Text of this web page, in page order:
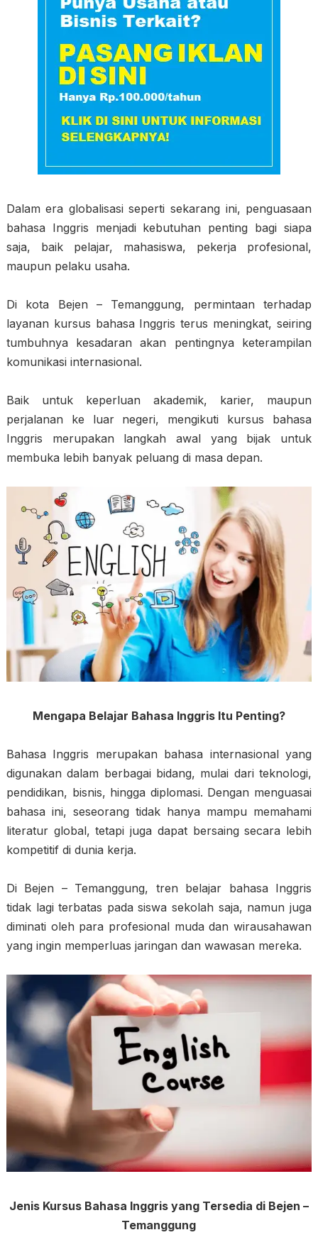
Dalam era globalisasi seperti sekarang ini, penguasaan
bahasa Inggris menjadi kebutuhan penting bagi siapa
saja, baik pelajar, mahasiswa, pekerja profesional,
maupun pelaku usaha.
Di kota Bejen – Temanggung, permintaan terhadap
layanan kursus bahasa Inggris terus meningkat, seiring
tumbuhnya kesadaran akan pentingnya keterampilan
komunikasi internasional.
Baik untuk keperluan akademik, karier, maupun
perjalanan ke luar negeri, mengikuti kursus bahasa
Inggris merupakan langkah awal yang bijak untuk
membuka lebih banyak peluang di masa depan.
Mengapa Belajar Bahasa Inggris Itu Penting?
Bahasa Inggris merupakan bahasa internasional yang
digunakan dalam berbagai bidang, mulai dari teknologi,
pendidikan, bisnis, hingga diplomasi. Dengan menguasai
bahasa ini, seseorang tidak hanya mampu memahami
literatur global, tetapi juga dapat bersaing secara lebih
kompetitif di dunia kerja.
Di Bejen – Temanggung, tren belajar bahasa Inggris
tidak lagi terbatas pada siswa sekolah saja, namun juga
diminati oleh para profesional muda dan wirausahawan
yang ingin memperluas jaringan dan wawasan mereka.
Jenis Kursus Bahasa Inggris yang Tersedia di Bejen –
Temanggung